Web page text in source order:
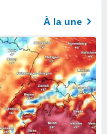
À la une